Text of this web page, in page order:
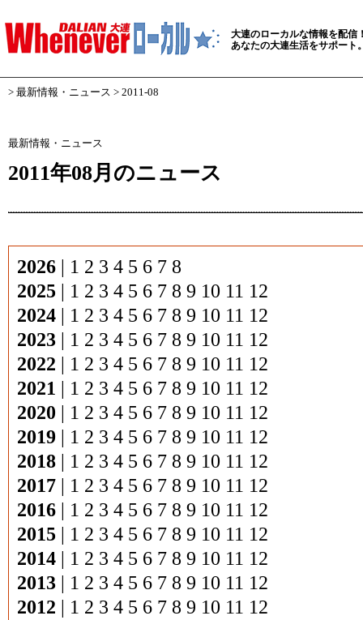
大連のローカルな情報を配信
あなたの大連生活をサポート
> 最新情報・ニュース > 2011-08
最新情報・ニュース
2011年08月のニュース
2026 | 1 2 3 4 5 6 7 8
2025 | 1 2 3 4 5 6 7 8 9 10 11 12
2024 | 1 2 3 4 5 6 7 8 9 10 11 12
2023 | 1 2 3 4 5 6 7 8 9 10 11 12
2022 | 1 2 3 4 5 6 7 8 9 10 11 12
2021 | 1 2 3 4 5 6 7 8 9 10 11 12
2020 | 1 2 3 4 5 6 7 8 9 10 11 12
2019 | 1 2 3 4 5 6 7 8 9 10 11 12
2018 | 1 2 3 4 5 6 7 8 9 10 11 12
2017 | 1 2 3 4 5 6 7 8 9 10 11 12
2016 | 1 2 3 4 5 6 7 8 9 10 11 12
2015 | 1 2 3 4 5 6 7 8 9 10 11 12
2014 | 1 2 3 4 5 6 7 8 9 10 11 12
2013 | 1 2 3 4 5 6 7 8 9 10 11 12
2012 | 1 2 3 4 5 6 7 8 9 10 11 12